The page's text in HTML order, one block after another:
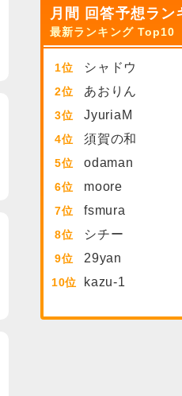
月間 回答予想ラン
最新ランキング Top10
1 シャドウ
2 あおりん
3 JyuriaM
4 須賀の和
5 odaman
6 moore
7 fsmura
8 シチー
9 29yan
10 kazu-1